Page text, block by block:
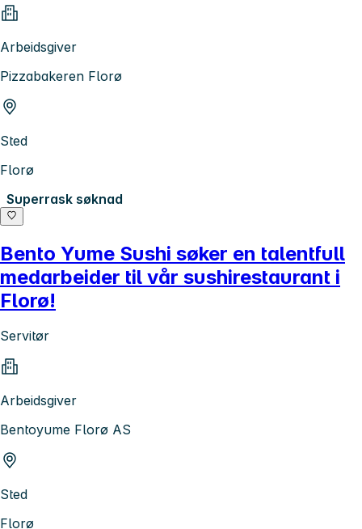
Arbeidsgiver
Pizzabakeren Florø
Sted
Florø
Superrask søknad
Bento Yume Sushi søker en talentfull
medarbeider til vår sushirestaurant i
Florø!
Servitør
Arbeidsgiver
Bentoyume Florø AS
Sted
Florø